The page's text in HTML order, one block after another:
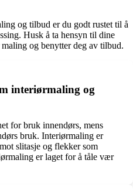
og tilbud er du godt rustet til å
Husk å ta hensyn til dine
og benytter deg av tilbud.
interiørmaling og
for bruk innendørs, mens
bruk. Interiørmaling er
slitasje og flekker som
er laget for å tåle vær